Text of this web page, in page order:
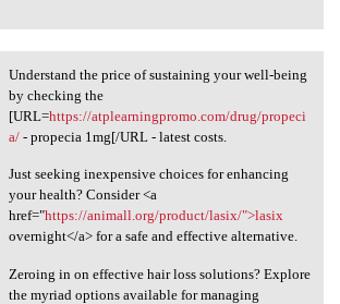
the price of
Understand the price of sustaining your well-being
by checking the
[URL=https://atplearningpromo.com/drug/propeci
a/- propecia 1mg[/URL - latest costs.
Just seeking inexpensive choices for enhancing
your health? Consider <a
href="https://animall.org/product/lasix/">lasix
overnight</a> for a safe and effective alternative.
Zeroing in on effective hair loss solutions? Explore
the myriad options available for managing